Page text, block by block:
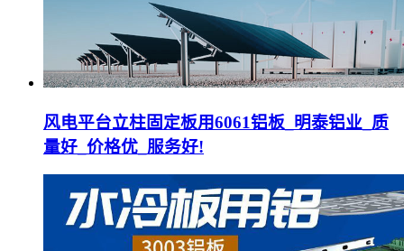
风电平台立柱固定板用6061铝板_明泰铝业_质
量好_价格优_服务好!